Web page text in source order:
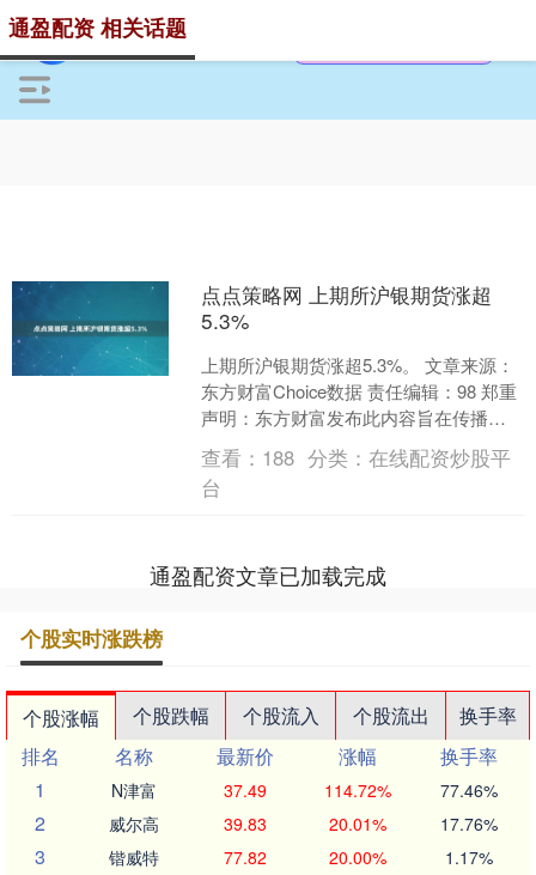
通盈配资 相关话题
点点策略网 上期所沪银期货涨超
5.3%
上期所沪银期货涨超5.3%。 文章来源：
东方财富Choice数据 责任编辑：98 郑重
声明：东方财富发布此内容旨在传播更
多信息，与本站立场无关，不构成投资
建议。....
查看： 188 分类：在线配资炒股平
台
通盈配资文章已加载完成
个股实时涨跌榜
个股涨幅 个股跌幅 个股流入 个股流出
换手率
排名
名称 最新价 涨幅
换手率
1
N津富 37.49 114.72% 77.46%
2 威尔高 39.83 20.01% 17.76%
3 锴威特 77.82 20.00% 1.17%